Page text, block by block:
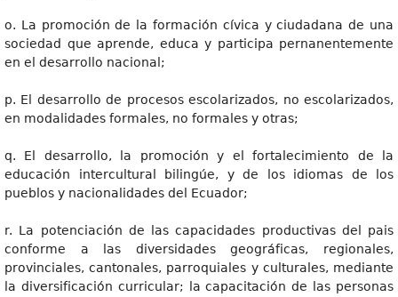
o. La promoción de la formación cívica y ciudadana de una
sociedad que aprende, educa y participa pernanentemente
en el desarrollo nacional;
p. El desarrollo de procesos escolarizados, no escolarizados,
en modalidades formales, no formales y otras;
q. El desarrollo, la promoción y el fortalecimiento de la
educación intercultural bilingúe, y de los idiomas de los
pueblos y nacionalidades del Ecuador;
r. La potenciación de las capacidades productivas del pais
conforme a las diversidades geográficas, regionales,
provinciales, cantonales, parroquiales y culturales, mediante
la diversificación curricular; la capacitación de las personas